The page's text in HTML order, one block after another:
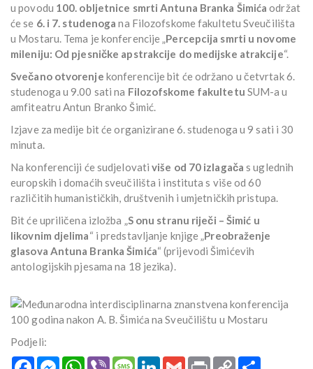
u povodu 100. obljetnice smrti Antuna Branka Šimića održat
će se 6. i 7. studenoga na Filozofskome fakultetu Sveučilišta
u Mostaru. Tema je konferencije „Percepcija smrti u novome
mileniju: Od pjesničke apstrakcije do medijske atrakcije“.
Svečano otvorenje konferencije bit će održano u četvrtak 6.
studenoga u 9.00 sati na Filozofskome fakultetu SUM-a u
amfiteatru Antun Branko Šimić.
Izjave za medije bit će organizirane 6. studenoga u 9 sati i 30
minuta.
Na konferenciji će sudjelovati više od 70 izlagača s uglednih
europskih i domaćih sveučilišta i instituta s više od 60
različitih humanističkih, društvenih i umjetničkih pristupa.
Bit će upriličena izložba „S onu stranu riječi – Šimić u
likovnim djelima“ i predstavljanje knjige „Preobraženje
glasova Antuna Branka Šimića“ (prijevodi Šimićevih
antologijskih pjesama na 18 jezika).
Podjeli:
FacebookMessengerWhatsApp
Viber MessageLinkedInGmail Print Copy